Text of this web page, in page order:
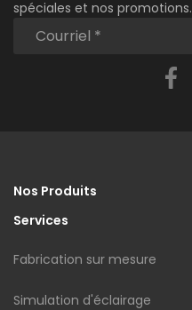
spéciales et nos promotions.
Nos Produits
Services
Fabrication sur mesure
Simulation d'éclairage